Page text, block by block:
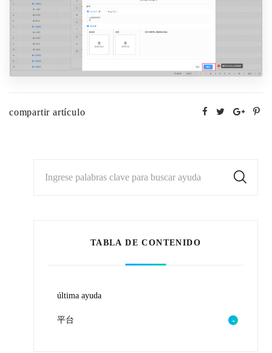
compartir artículo
Ingrese palabras clave para buscar ayuda
TABLA DE CONTENIDO
última ayuda
平台